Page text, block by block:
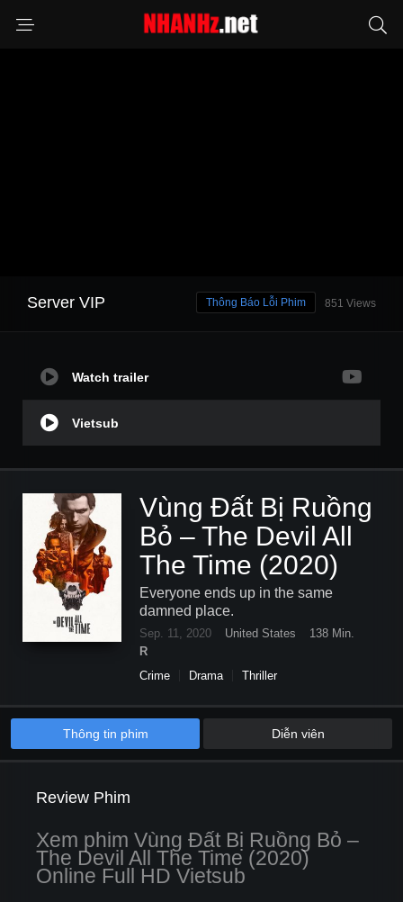
Server VIP 851 Views
Thông Báo Lỗi Phim
Watch trailer
Vietsub
Vùng Đất Bị Ruồng
Bỏ – The Devil All
The Time (2020)
Everyone ends up in the same
damned place.
Sep. 11, 2020 United States
138 Min.
R
Crime
Drama Thriller
Thông tin phim Diễn viên
Review Phim
Xem phim Vùng Đất Bị Ruồng Bỏ –
The Devil All The Time (2020)
Online Full HD Vietsub